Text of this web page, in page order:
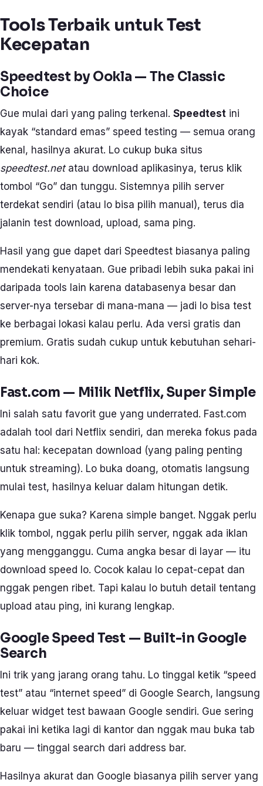
Tools Terbaik untuk Test
Kecepatan
Speedtest by Ookla — The Classic
Choice
Gue mulai dari yang paling terkenal. Speedtest ini
kayak “standard emas” speed testing — semua orang
kenal, hasilnya akurat. Lo cukup buka situs
speedtest.netatau download aplikasinya, terus klik
tombol “Go” dan tunggu. Sistemnya pilih server
terdekat sendiri (atau lo bisa pilih manual), terus dia
jalanin test download, upload, sama ping.
Hasil yang gue dapet dari Speedtest biasanya paling
mendekati kenyataan. Gue pribadi lebih suka pakai ini
daripada tools lain karena databasenya besar dan
server-nya tersebar di mana-mana — jadi lo bisa test
ke berbagai lokasi kalau perlu. Ada versi gratis dan
premium. Gratis sudah cukup untuk kebutuhan sehari-
hari kok.
Fast.com — Milik Netflix, Super Simple
Ini salah satu favorit gue yang underrated. Fast.com
adalah tool dari Netflix sendiri, dan mereka fokus pada
satu hal: kecepatan download (yang paling penting
untuk streaming). Lo buka doang, otomatis langsung
mulai test, hasilnya keluar dalam hitungan detik.
Kenapa gue suka? Karena simple banget. Nggak perlu
klik tombol, nggak perlu pilih server, nggak ada iklan
yang mengganggu. Cuma angka besar di layar — itu
download speed lo. Cocok kalau lo cepat-cepat dan
nggak pengen ribet. Tapi kalau lo butuh detail tentang
upload atau ping, ini kurang lengkap.
Google Speed Test — Built-in Google
Search
Ini trik yang jarang orang tahu. Lo tinggal ketik “speed
test” atau “internet speed” di Google Search, langsung
keluar widget test bawaan Google sendiri. Gue sering
pakai ini ketika lagi di kantor dan nggak mau buka tab
baru — tinggal search dari address bar.
Hasilnya akurat dan Google biasanya pilih server yang